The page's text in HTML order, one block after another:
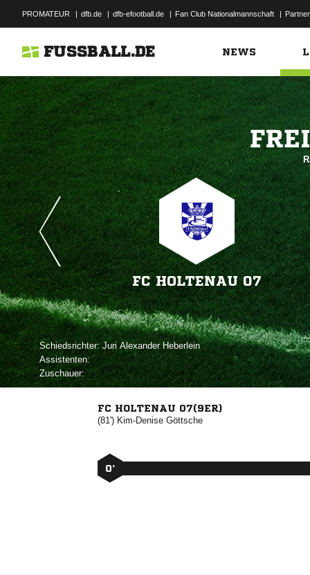
PROMATEUR | dfb.de | dfb-efootball.de | Fan Club Nationalmannschaft | Partner
FUSSBALL.DE NEWS
FC HOLTENAU 07
Schiedsrichter:  
Assistenten:
Zuschauer:
FC HOLTENAU 07(9ER)
(81') 
0’